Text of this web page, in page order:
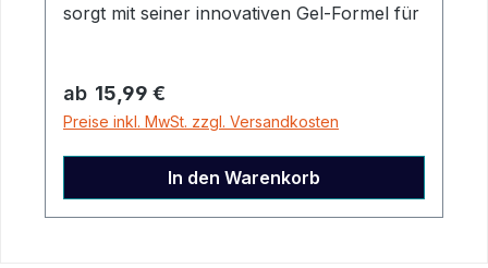
sorgt mit seiner innovativen Gel-Formel für
Kriechfähigkeit verteilt sich das
Reinigungsmittel ideal beim Aufsprühen
– für eine gründliche, selbsttätige
Schmutzentfernung. ✔ Tiefenwirksame
Reinigung – Die Gel-Formel löst hartnäckige
Regulärer Preis:
ab 15,99 €
Preise inkl. MwSt. zzgl. Versandkosten
In den Warenkorb